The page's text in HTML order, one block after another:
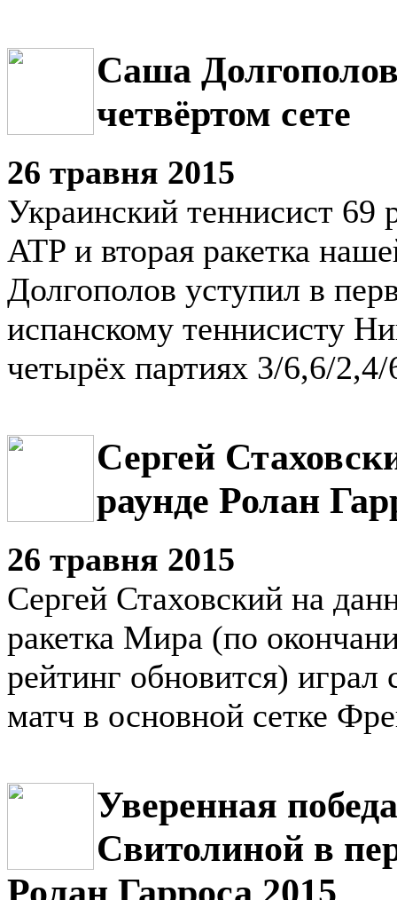
Саша
четвёртом сете
26 травня 2015
Украинский теннисист 69
ATP и вторая ракетка
Долгополов уступил в
испанскому теннисисту
четырёх партиях 3/6,6/
Сергей
раунде Ролан
26 травня 2015
Сергей Стаховский на
ракетка Мира (по
рейтинг обновится) играл
матч в основной сетке
Уверенная
Свитолиной в
Ролан Гарроса 2015